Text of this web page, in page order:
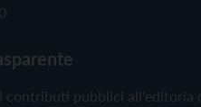
contributi pubblici all'editoria